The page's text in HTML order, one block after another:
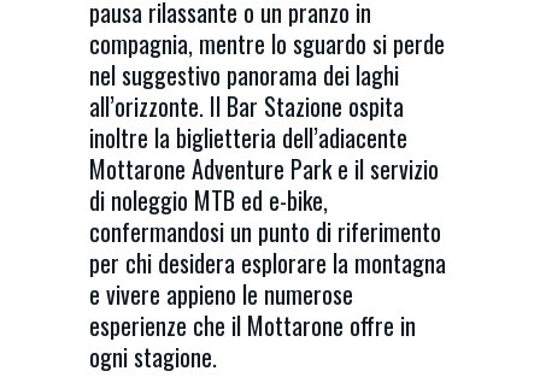
pausa rilassante o un pranzo in
compagnia, mentre lo sguardo si perde
nel suggestivo panorama dei laghi
all’orizzonte. Il Bar Stazione ospita
inoltre la biglietteria dell’adiacente
Mottarone Adventure Park e il servizio
di noleggio MTB ed e-bike,
confermandosi un punto di riferimento
per chi desidera esplorare la montagna
e vivere appieno le numerose
esperienze che il Mottarone offre in
ogni stagione.